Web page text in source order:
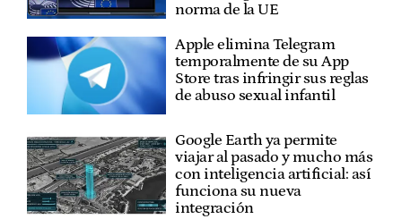
norma de la UE
Apple elimina Telegram
temporalmente de su App
Store tras infringir sus reglas
de abuso sexual infantil
Google Earth ya permite
viajar al pasado y mucho más
con inteligencia artificial: así
funciona su nueva
integración